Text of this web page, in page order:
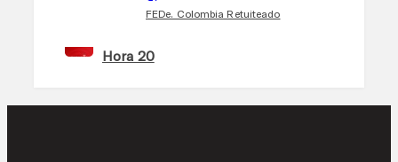
FEDe. Colombia Retuiteado
Hora 20